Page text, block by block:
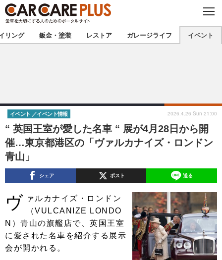
C
O
S
E
★カーケアプラス認定★ 厳選プロショップを地域から探す
甲信越 北陸
東海 関西
注目の記事
ショップレポート 愛車 File
自動車豆知識 ストップ！不具合修理＆粗悪修理
ディテイリング
ディテイリング 洗車
鈑金・塗装
リング 鈑金・塗装 レストア ガレージライフ イベント
“ 英国王室が愛した名車 “ 展が4月28日から開
催…東京都港区の「ヴァルカナイズ・ロンドン
青山」
イベント イベント情報 2026.4.26 Sun 21:00
シェア ポスト 送る
ヴ ァルカナイズ・ロンドン
（VULCANIZE LONDO
N）青山の旗艦店で、英国王室
に愛された名車を紹介する展示
会が開かれる。